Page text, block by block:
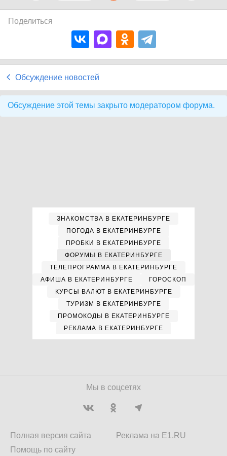
Поделиться
Обсуждение новостей
Обсуждение этой темы закрыто модератором форума.
ЗНАКОМСТВА В ЕКАТЕРИНБУРГЕ
ПОГОДА В ЕКАТЕРИНБУРГЕ
ПРОБКИ В ЕКАТЕРИНБУРГЕ
ФОРУМЫ В ЕКАТЕРИНБУРГЕ
ТЕЛЕПРОГРАММА В ЕКАТЕРИНБУРГЕ
АФИША В ЕКАТЕРИНБУРГЕ
ГОРОСКОП
КУРСЫ ВАЛЮТ В ЕКАТЕРИНБУРГЕ
ТУРИЗМ В ЕКАТЕРИНБУРГЕ
ПРОМОКОДЫ В ЕКАТЕРИНБУРГЕ
РЕКЛАМА В ЕКАТЕРИНБУРГЕ
Мы в соцсетях
Полная версия сайта
Помощь по сайту
Реклама на E1.RU